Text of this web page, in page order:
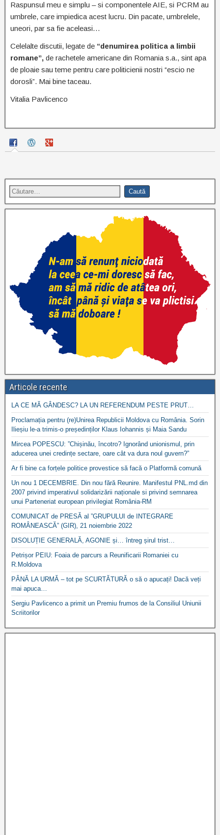
Raspunsul meu e simplu – si componentele AIE, si PCRM au
umbrele, care impiedica acest lucru. Din pacate, umbrelele,
uneori, par sa fie aceleasi…
Celelalte discutii, legate de “denumirea politica a limbii
romane”, de rachetele americane din Romania s.a., sint apa
de ploaie sau teme pentru care politicienii nostri “escio ne
dorosli”. Mai bine taceau.
Vitalia Pavlicenco
Articole recente
LA CE MĂ GÂNDESC? LA UN REFERENDUM PESTE PRUT…
Proclamația pentru (re)Unirea Republicii Moldova cu România. Sorin
Ilieșiu le-a trimis-o președinților Klaus Iohannis și Maia Sandu
Mircea POPESCU: ”Chișinău, încotro? Ignorând unionismul, prin
aducerea unei credințe sectare, oare cât va dura noul guvern?”
Ar fi bine ca forțele politice provestice să facă o Platformă comună
Un nou 1 DECEMBRIE. Din nou fără Reunire. Manifestul PNL.md din
2007 privind imperativul solidarizării naționale si privind semnarea
unui Parteneriat european privilegiat România-RM
COMUNICAT de PRESĂ al ”GRUPULUI de INTEGRARE
ROMÂNEASCĂ” (GIR), 21 noiembrie 2022
DISOLUȚIE GENERALĂ, AGONIE și… întreg șirul trist…
Petrișor PEIU: Foaia de parcurs a Reunificarii Romaniei cu
R.Moldova
PÂNĂ LA URMĂ – tot pe SCURTĂTURĂ o să o apucați! Dacă veți
mai apuca…
Sergiu Pavlicenco a primit un Premiu frumos de la Consiliul Uniunii
Scriitorilor